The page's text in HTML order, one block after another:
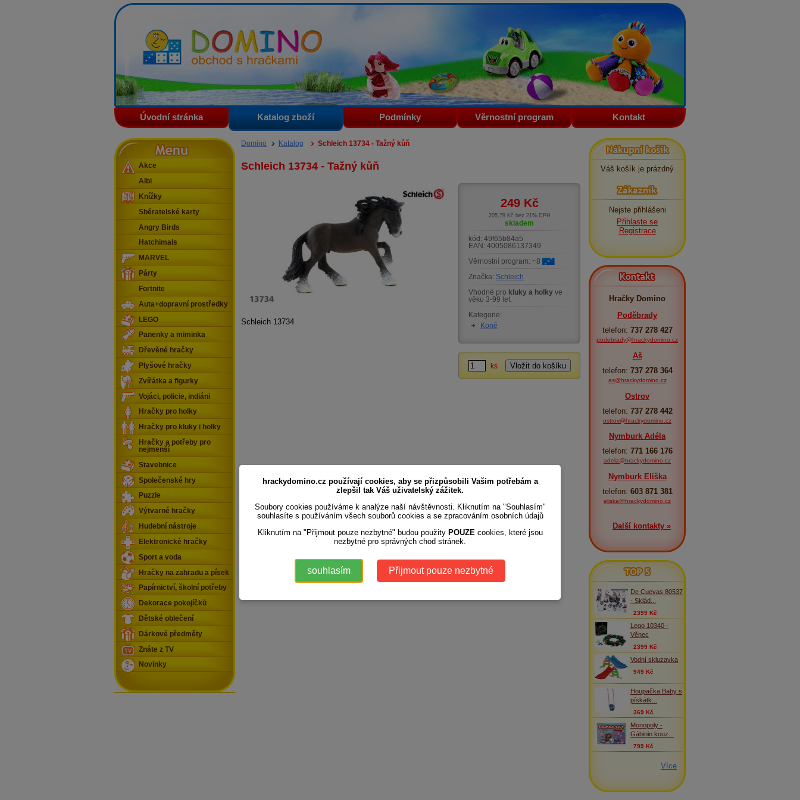
Domino - obchod s hračkami
Úvodní stránka Katalog zboží Podmínky Věrnostní program Kontakt
Domino Katalog Schleich 13734 - Tažný kůň
Schleich 13734 - Tažný kůň
Schleich 13734
249 Kč
205,79 Kč bez 21% DPH
skladem
kód: 49f65b84a5
EAN: 4005086137349
Věrnostní program: ~8
Značka: Schleich
Vhodné pro kluky a holky ve
věku 3-99 let.
Kategorie:
Koně
ks
Menu
Akce
Albi
Knížky
Sběratelské karty
Angry Birds
Hatchimals
MARVEL
Párty
Fortnite
Auta+dopravní prostředky
LEGO
Panenky a miminka
Dřevěné hračky
Plyšové hračky
Zvířátka a figurky
Vojáci, policie, indiáni
Hračky pro holky
Hračky pro kluky i holky
Hračky a potřeby pro
nejmenší
Stavebnice
Společenské hry
Puzzle
Výtvarné hračky
Hudební nástroje
Elektronické hračky
Sport a voda
Hračky na zahradu a písek
Papírnictví, školní potřeby
Dekorace pokojíčků
Dětské oblečení
Dárkové předměty
Znáte z TV
Novinky
Nákupní košík
Váš košík je prázdný
Zákazník
Nejste přihlášeni
Přihlaste se
Registrace
Kontakt
Hračky Domino
Poděbrady
telefon: 737 278 427
podebrady@hrackydomino.cz
Aš
telefon: 737 278 364
as@hrackydomino.cz
Ostrov
telefon: 737 278 442
ostrov@hrackydomino.cz
Nymburk Adéla
telefon: 771 166 176
adela@hrackydomino.cz
Nymburk Eliška
telefon: 603 871 381
eliska@hrackydomino.cz
Další kontakty »
TOP 5
De Cuevas 80537
- Sklád...
2399 Kč
Lego 10340 -
Věnec
2399 Kč
Vodní skluzavka
949 Kč
Houpačka Baby s
pískátk...
369 Kč
Monopoly -
Gábinin kouz...
799 Kč
Více
hrackydomino.cz používají cookies, aby se přizpůsobili Vašim potřebám a
zlepšil tak Váš uživatelský zážitek.
Soubory cookies používáme k analýze naší návštěvnosti. Kliknutím na "Souhlasím"
souhlasíte s používáním všech souborů cookies a se zpracováním osobních údajů
Kliknutím na "Přijmout pouze nezbytné" budou použity POUZE cookies, které jsou
nezbytné pro správných chod stránek.
souhlasím Přijmout pouze nezbytné